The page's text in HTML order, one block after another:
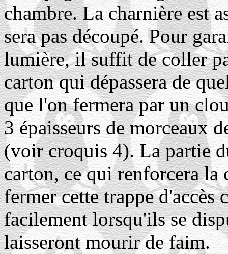
chambre. La charnière est
sera pas découpé. Pour
lumière, il suffit de coller
carton qui dépassera de
que l'on fermera par un
3 épaisseurs de morceaux
(voir croquis 4). La partie
carton, ce qui renforcera
fermer cette trappe d'accès
facilement lorsqu'ils se
laisseront mourir de faim.